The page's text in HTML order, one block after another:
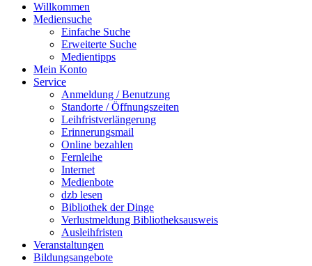
Willkommen
Mediensuche
Einfache Suche
Erweiterte Suche
Medientipps
Mein Konto
Service
Anmeldung / Benutzung
Standorte / Öffnungszeiten
Leihfristverlängerung
Erinnerungsmail
Online bezahlen
Fernleihe
Internet
Medienbote
dzb lesen
Bibliothek der Dinge
Verlustmeldung Bibliotheksausweis
Ausleihfristen
Veranstaltungen
Bildungsangebote